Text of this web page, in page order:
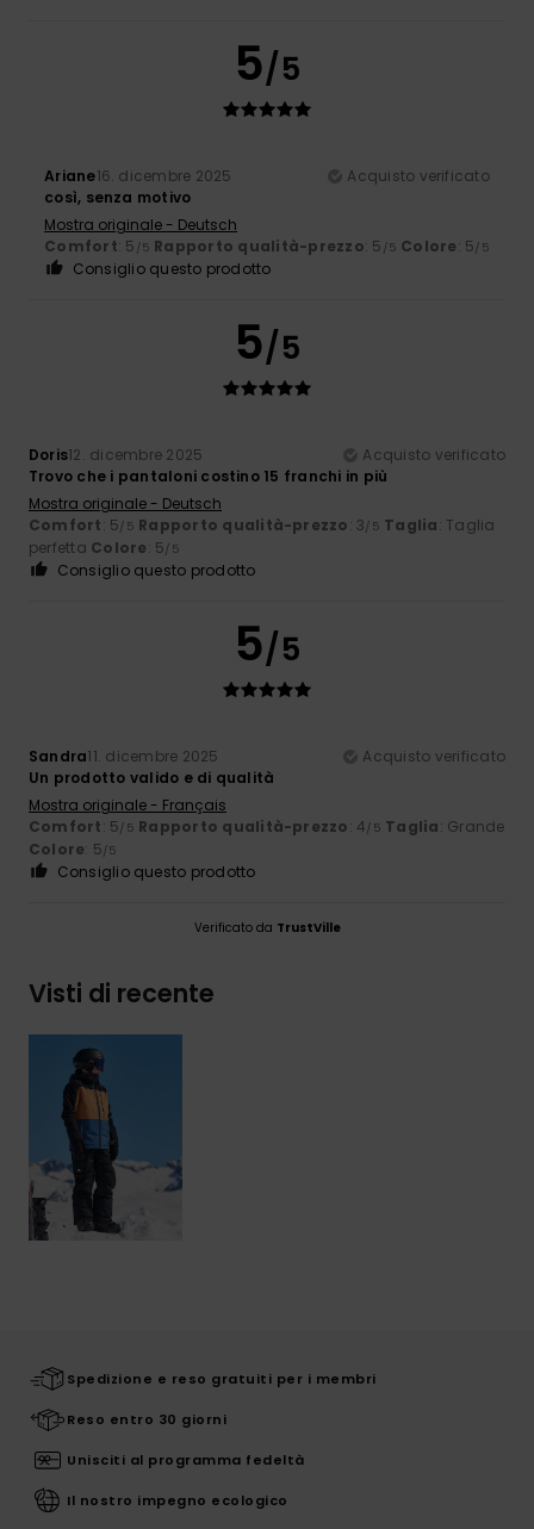
5/5
Ariane16. dicembre 2025
Acquisto verificato
così, senza motivo
Mostra originale - Deutsch
Comfort: 5 /5 Rapporto qualità-prezzo: 5 /5 Colore: 5/5
Consiglio questo prodotto
5/5
Doris12. dicembre 2025
Acquisto verificato
Trovo che i pantaloni costino 15 franchi in più
Mostra originale - Deutsch
Comfort: 5/5 Rapporto qualità-prezzo: 3/5 Taglia: Taglia
perfetta Colore: 5/5
Consiglio questo prodotto
5/5
Sandra11. dicembre 2025
Acquisto verificato
Un prodotto valido e di qualità
Mostra originale - Français
Comfort: 5/5 Rapporto qualità-prezzo: 4/5 Taglia: Grande
Colore: 5/5
Consiglio questo prodotto
Verificato da TrustVille
Visti di recente
Spedizione e reso gratuiti per i membri
Reso entro 30 giorni
Unisciti al programma fedeltà
Il nostro impegno ecologico